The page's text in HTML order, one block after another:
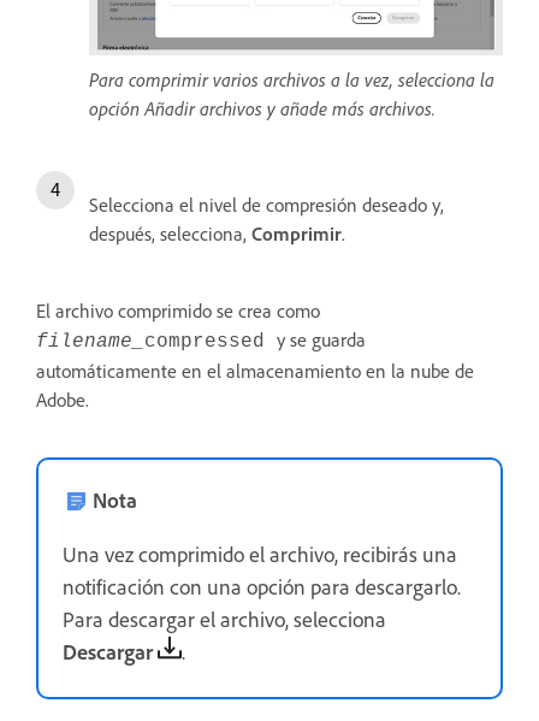
Para comprimir varios archivos a la vez, selecciona la
opción Añadir archivos y añade más archivos.
Selecciona el nivel de compresión deseado y,
después, selecciona, Comprimir.
El archivo comprimido se crea como
filename_ compressed y se guarda
automáticamente en el almacenamiento en la nube de
Adobe.
Nota
Una vez comprimido el archivo, recibirás una
notificación con una opción para descargarlo.
Para descargar el archivo, selecciona
Descargar .